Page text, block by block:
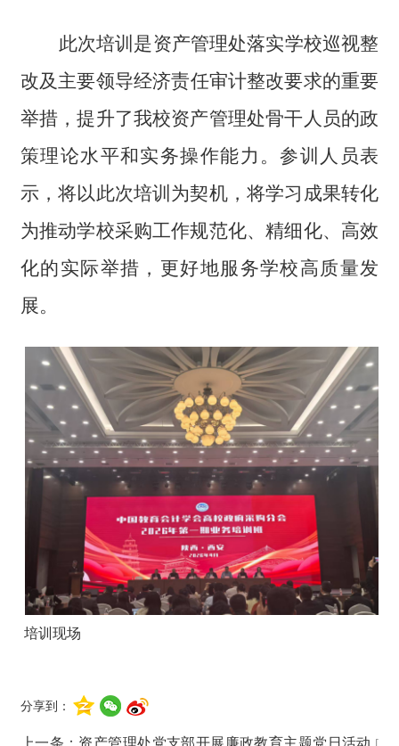
此次培训是资产管理处落实学校巡视整
改及 主要领导经济责任审计整改要求的重要
举措，提升了我校资产管理处骨干人员的政
策理论水平和实务操作能力。参训人员表
示，将以此次培训为契机，将学习成果转化
为推动学校采购工作规范化、精细化、高效
化的实际举措，更好地服务学校高质量发
展。
培训现场
分享到：